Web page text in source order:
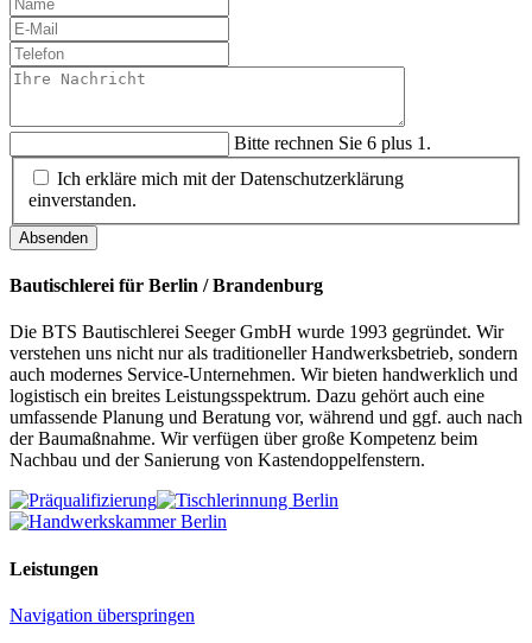
Bitte rechnen Sie 6 plus 1.
Ich erkläre mich mit der Datenschutzerklärung
einverstanden.
Absenden
Bautischlerei für Berlin / Brandenburg
Die BTS Bautischlerei Seeger GmbH wurde 1993 gegründet. Wir
verstehen uns nicht nur als traditioneller Handwerksbetrieb, sondern
auch modernes Service-Unternehmen. Wir bieten handwerklich und
logistisch ein breites Leistungsspektrum. Dazu gehört auch eine
umfassende Planung und Beratung vor, während und ggf. auch nach
der Baumaßnahme. Wir verfügen über große Kompetenz beim
Nachbau und der Sanierung von Kastendoppelfenstern.
Leistungen
Navigation überspringen